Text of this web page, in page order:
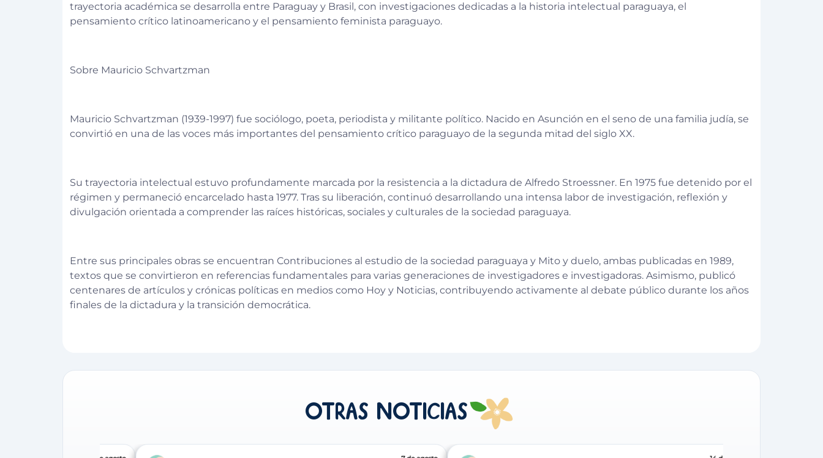
trayectoria académica se desarrolla entre Paraguay y Brasil, con investigaciones dedicadas a la historia intelectual paraguaya, el
pensamiento crítico latinoamericano y el pensamiento feminista paraguayo.
Sobre Mauricio Schvartzman
Mauricio Schvartzman (1939-1997) fue sociólogo, poeta, periodista y militante político. Nacido en Asunción en el seno de una familia judía, se
convirtió en una de las voces más importantes del pensamiento crítico paraguayo de la segunda mitad del siglo XX.
Su trayectoria intelectual estuvo profundamente marcada por la resistencia a la dictadura de Alfredo Stroessner. En 1975 fue detenido por el
régimen y permaneció encarcelado hasta 1977. Tras su liberación, continuó desarrollando una intensa labor de investigación, reflexión y
divulgación orientada a comprender las raíces históricas, sociales y culturales de la sociedad paraguaya.
Entre sus principales obras se encuentran Contribuciones al estudio de la sociedad paraguaya y Mito y duelo, ambas publicadas en 1989,
textos que se convirtieron en referencias fundamentales para varias generaciones de investigadores e investigadoras. Asimismo, publicó
centenares de artículos y crónicas políticas en medios como Hoy y Noticias, contribuyendo activamente al debate público durante los años
finales de la dictadura y la transición democrática.
Otras Noticias